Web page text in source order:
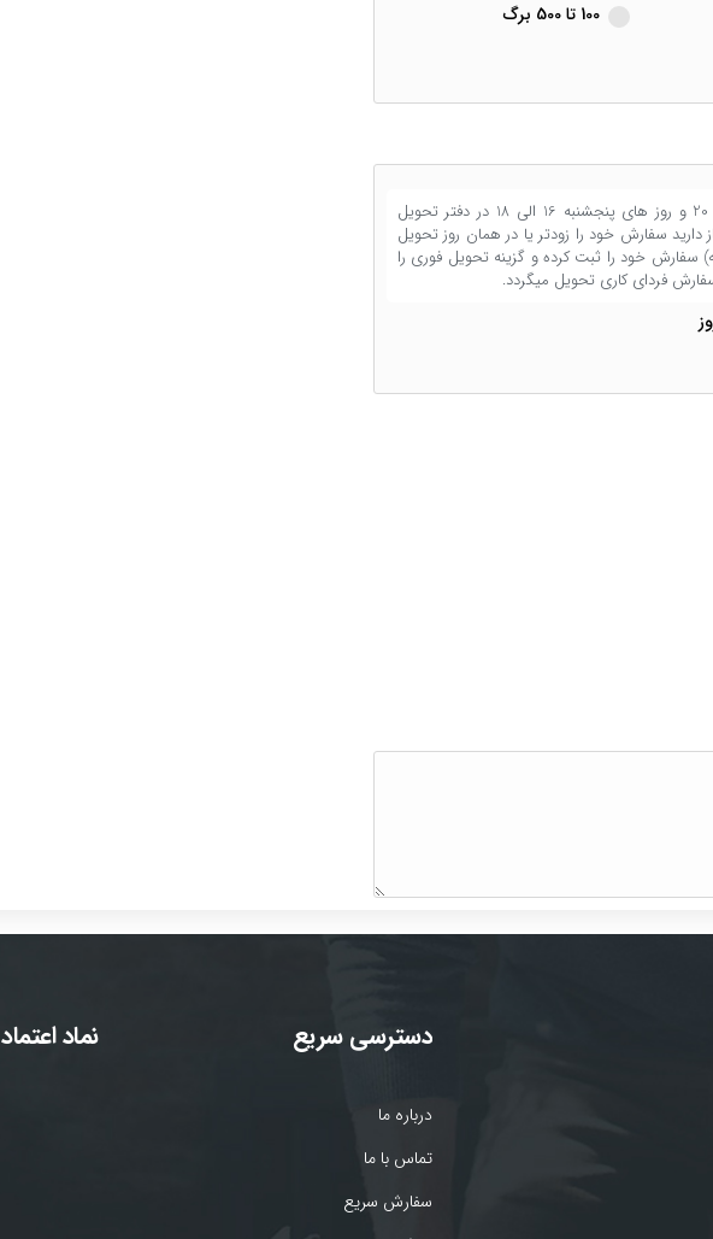
100 تا 500 برگ
کلیه سفارشات دیجیتال از شنبه تا پنجشنبه بین ساعت 17 الی 20 و روز های پنجشنبه 16 الی 18 در دفتر تحویل
سفارش خود را زودتر یا در همان روز تحویل
های شنبه تا پنجشنبه) سفارش خود را ثبت کرده و گزینه تحویل فوری را
فردای کاری تحویل میگردد.
(2 روز
دسترسی سریع
درباره ما
تماس با ما
سفارش سریع
نماد اعتماد